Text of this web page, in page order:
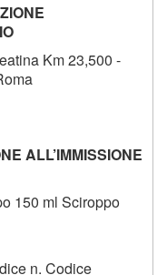
Km 23,500 -
ALL’IMMISSIONE
150 ml Sciroppo
n. Codice